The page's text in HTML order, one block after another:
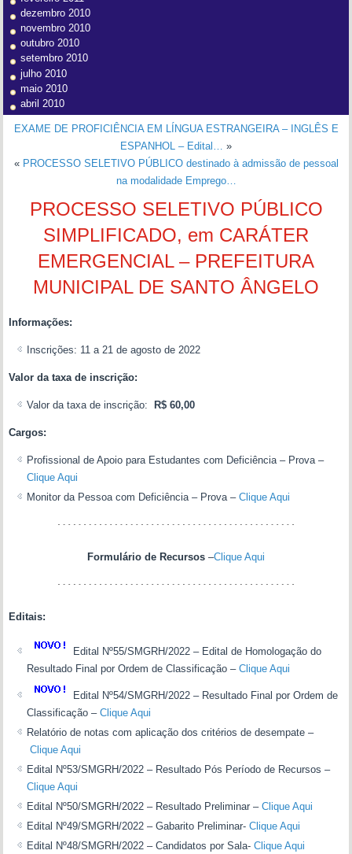
dezembro 2010
novembro 2010
outubro 2010
setembro 2010
julho 2010
maio 2010
abril 2010
EXAME DE PROFICIÊNCIA EM LÍNGUA ESTRANGEIRA – INGLÊS E
ESPANHOL – Edital… »
« PROCESSO SELETIVO PÚBLICO destinado à admissão de pessoal
na modalidade Emprego…
PROCESSO SELETIVO PÚBLICO
SIMPLIFICADO, em CARÁTER
EMERGENCIAL – PREFEITURA
MUNICIPAL DE SANTO ÂNGELO
Informações:
Inscrições: 11 a 21 de agosto de 2022
Valor da taxa de inscrição:
Valor da taxa de inscrição: R$ 60,00
Cargos:
Profissional de Apoio para Estudantes com Deficiência – Prova –
Clique Aqui
Monitor da Pessoa com Deficiência – Prova –Clique Aqui
Formulário de Recursos –Clique Aqui
Editais:
Edital Nº55/SMGRH/2022 – Edital de Homologação do
Resultado Final por Ordem de Classificação –Clique Aqui
Edital Nº54/SMGRH/2022 – Resultado Final por Ordem de
Classificação –Clique Aqui
Relatório de notas com aplicação dos critérios de desempate –
Clique Aqui
Edital Nº53/SMGRH/2022 – Resultado Pós Período de Recursos –
Clique Aqui
Edital Nº50/SMGRH/2022 – Resultado Preliminar –Clique Aqui
Edital Nº49/SMGRH/2022 – Gabarito Preliminar- Clique Aqui
Edital Nº48/SMGRH/2022 – Candidatos por Sala-Clique Aqui